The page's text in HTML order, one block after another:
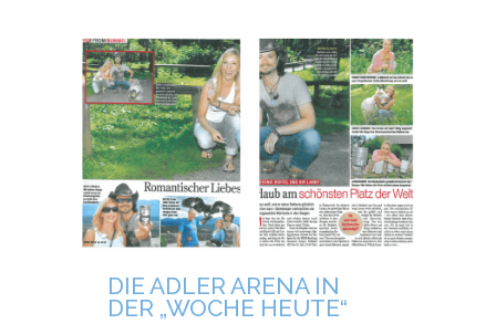
DIE ADLER ARENA IN
DER „WOCHE HEUTE“